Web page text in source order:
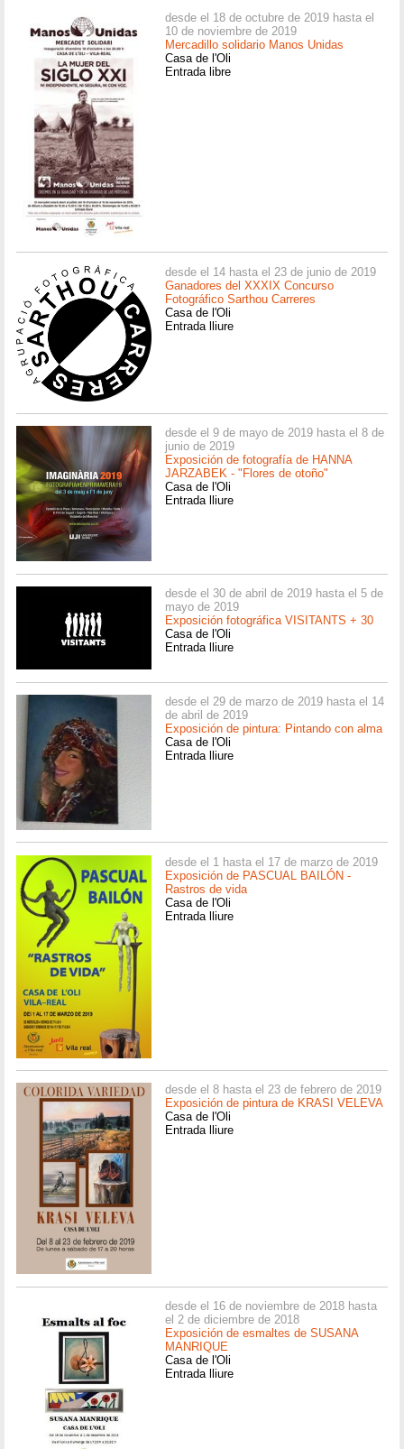
desde el 18 de octubre de 2019 hasta el
10 de noviembre de 2019
Mercadillo solidario Manos Unidas
Casa de l'Oli
Entrada libre
desde el 14 hasta el 23 de junio de 2019
Ganadores del XXXIX Concurso
Fotográfico Sarthou Carreres
Casa de l'Oli
Entrada lliure
desde el 9 de mayo de 2019 hasta el 8 de
junio de 2019
Exposición de fotografía de HANNA
JARZABEK - "Flores de otoño"
Casa de l'Oli
Entrada lliure
desde el 30 de abril de 2019 hasta el 5 de
mayo de 2019
Exposición fotográfica VISITANTS + 30
Casa de l'Oli
Entrada lliure
desde el 29 de marzo de 2019 hasta el 14
de abril de 2019
Exposición de pintura: Pintando con alma
Casa de l'Oli
Entrada lliure
desde el 1 hasta el 17 de marzo de 2019
Exposición de PASCUAL BAILÓN -
Rastros de vida
Casa de l'Oli
Entrada lliure
desde el 8 hasta el 23 de febrero de 2019
Exposición de pintura de KRASI VELEVA
Casa de l'Oli
Entrada lliure
desde el 16 de noviembre de 2018 hasta
el 2 de diciembre de 2018
Exposición de esmaltes de SUSANA
MANRIQUE
Casa de l'Oli
Entrada lliure